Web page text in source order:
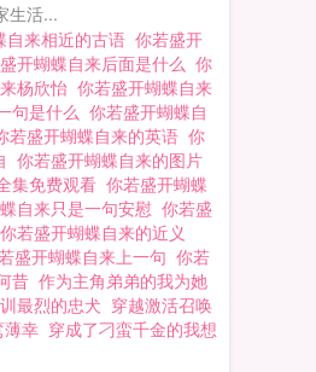
生活...
自来相近的古语 你若盛开
开蝴蝶自来后面是什么 你
杨欣怡 你若盛开蝴蝶自来
句是什么 你若盛开蝴蝶自
若盛开蝴蝶自来的英语 你
你若盛开蝴蝶自来的图片
集免费观看 你若盛开蝴蝶
自来只是一句安慰 你若盛
你若盛开蝴蝶自来的近义
盛开蝴蝶自来上一句 你若
昔 作为主角弟弟的我为她
最烈的忠犬 穿越激活召唤
薄幸 穿成了刁蛮千金的我想